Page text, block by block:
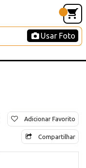
Usar Foto
Adicionar Favorito
Compartilhar